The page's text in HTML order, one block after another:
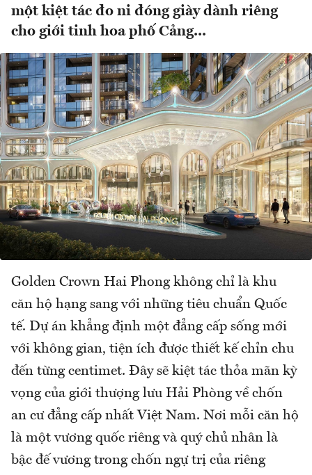
một kiệt tác đo ni đóng giày dành riêng
cho giới tinh hoa phố Cảng...
Golden Crown Hai Phong không chỉ là khu
căn hộ hạng sang với những tiêu chuẩn Quốc
tế. Dự án khẳng định một đẳng cấp sống mới
với không gian, tiện ích được thiết kế chỉn chu
đến từng centimet. Đây sẽ kiệt tác thỏa mãn kỳ
vọng của giới thượng lưu Hải Phòng về chốn
an cư đẳng cấp nhất Việt Nam. Nơi mỗi căn hộ
là một vương quốc riêng và quý chủ nhân là
bậc đế vương trong chốn ngự trị của riêng